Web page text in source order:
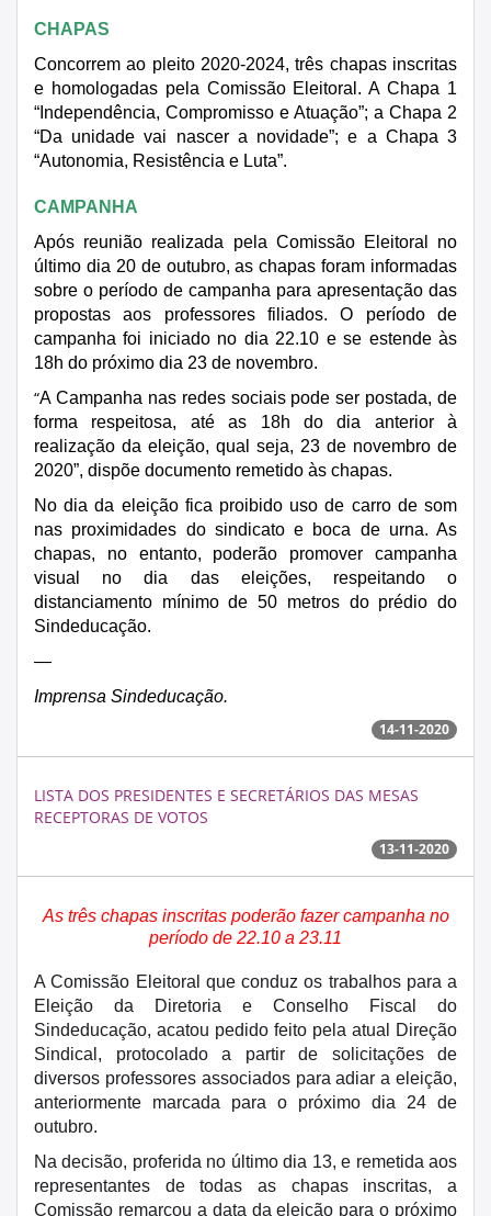
CHAPAS
Concorrem ao pleito 2020-2024, três chapas inscritas
e homologadas pela Comissão Eleitoral. A Chapa 1
“Independência, Compromisso e Atuação”; a Chapa 2
“Da unidade vai nascer a novidade”; e a Chapa 3
“Autonomia, Resistência e Luta”.
CAMPANHA
Após reunião realizada pela Comissão Eleitoral no
último dia 20 de outubro, as chapas foram informadas
sobre o período de campanha para apresentação das
propostas aos professores filiados. O período de
campanha foi iniciado no dia 22.10 e se estende às
18h do próximo dia 23 de novembro.
“A Campanha nas redes sociais pode ser postada, de
forma respeitosa, até as 18h do dia anterior à
realização da eleição, qual seja, 23 de novembro de
2020”, dispõe documento remetido às chapas.
No dia da eleição fica proibido uso de carro de som
nas proximidades do sindicato e boca de urna. As
chapas, no entanto, poderão promover campanha
visual no dia das eleições, respeitando o
distanciamento mínimo de 50 metros do prédio do
Sindeducação.
—
Imprensa Sindeducação.
14-11-2020
LISTA DOS PRESIDENTES E SECRETÁRIOS DAS MESAS
RECEPTORAS DE VOTOS
13-11-2020
As três chapas inscritas poderão fazer campanha no
período de 22.10 a 23.11
A Comissão Eleitoral que conduz os trabalhos para a
Eleição da Diretoria e Conselho Fiscal do
Sindeducação, acatou pedido feito pela atual Direção
Sindical, protocolado a partir de solicitações de
diversos professores associados para adiar a eleição,
anteriormente marcada para o próximo dia 24 de
outubro.
Na decisão, proferida no último dia 13, e remetida aos
representantes de todas as chapas inscritas, a
Comissão remarcou a data da eleição para o próximo